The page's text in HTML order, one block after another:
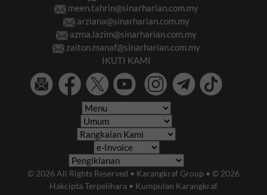
meen.tahrin@sinarharian.com.my
arziana@sinarharian.com.my
azma.lazim@sinarharian.com.my
zaiton.manaf@sinarharian.com.my
IKUTI KAMI
© 2026 All Rights Reserved • Karangkraf Group • © 2026
Hakcipta Terpelihara • Kumpulan Karangkraf